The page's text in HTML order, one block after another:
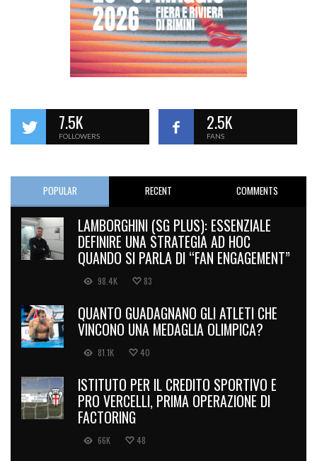
7.5K
FOLLOWERS
2.5K
FANS
POPULAR RECENT COMMENTS
LAMBORGHINI (SG PLUS): ESSENZIALE
DEFINIRE UNA STRATEGIA AD HOC
QUANDO SI PARLA DI “FAN ENGAGEMENT”
98.4K 83
QUANTO GUADAGNANO GLI ATLETI CHE
VINCONO UNA MEDAGLIA OLIMPICA?
81.1K 40
ISTITUTO PER IL CREDITO SPORTIVO E
PRO VERCELLI, PRIMA OPERAZIONE DI
FACTORING
66K 48